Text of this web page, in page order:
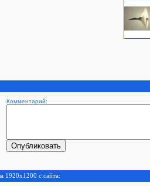
Комментарий:
1920x1200 с сайта: